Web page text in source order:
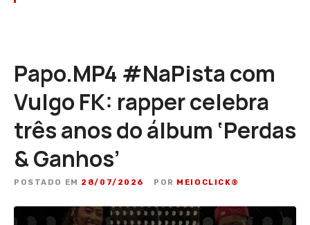
Papo.MP4 #NaPista com
Vulgo FK: rapper celebra
três anos do álbum ‘Perdas
& Ganhos’
POSTADO EM 28/07/2026 POR MEIOCLICK®